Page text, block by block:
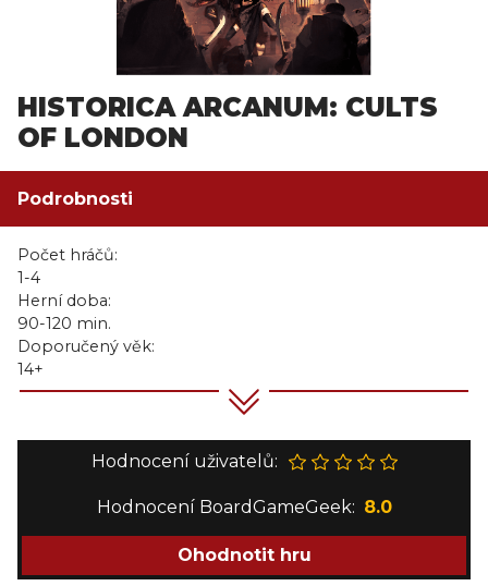
HISTORICA ARCANUM: CULTS
OF LONDON
Podrobnosti
Počet hráčů:
1-4
Herní doba:
90-120 min.
Doporučený věk:
14+
Hodnocení uživatelů:
Hodnocení BoardGameGeek: 8.0
Ohodnotit hru